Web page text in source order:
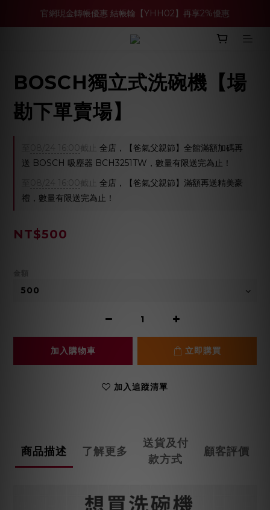
買多件家電找強老闆，比百貨公司更划算 >>
官網現金轉帳優惠 結帳輸【YHH02】再享2%優惠
買多件家電找強老闆，比百貨公司更划算 >>
BOSCH獨立式洗碗機【場
勘下單賣場】
08/24 16:00 截止
全店，【爸氣父親節】全館滿額加碼再
送 BOSCH 吸塵器 BCH3251TW，數量有限送完為止！
08/24 16:00 截止
全店，【爸氣父親節】滿額再送精美豪
禮，數量有限送完為止！
NT$500
加入購物車 立即購買
加入追蹤清單
商品描述 了解更多
送貨及付
款方式
顧客評價